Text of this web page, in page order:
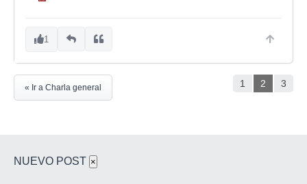
1
1 2 3
« Ir a Charla general
NUEVO POST ×